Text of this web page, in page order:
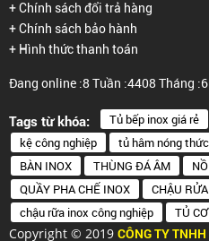
+ Chính sách đổi trả hàng
+ Chính sách bảo hành
+ Hình thức thanh toán
Đang online :8 Tuần :4408 Tháng
Tags từ khóa: Tủ bếp inox giá rẻ
kệ công nghiệp
tủ hâm nóng
BÀN INOX
THÙNG ĐÁ ÂM
QUẦY PHA CHẾ INOX
CHẬU
chậu rữa inox công nghiệp
TỦ
Copyright © 2019 CÔNG TY